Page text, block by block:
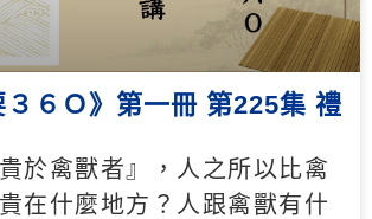
３６Ｏ》第一冊 第225集 禮
於禽獸者』，人之所以比禽
在什麼地方？人跟禽獸有什